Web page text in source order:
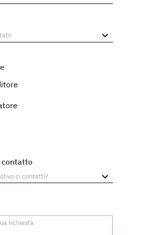
contatto